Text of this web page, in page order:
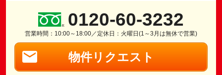
0120-60-3232
営業時間：10:00～18:00／定休日：火曜日(1～3月は無休で営業)
物件リクエスト